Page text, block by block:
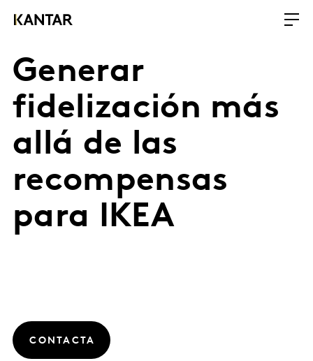
Generar
fidelización más
allá de las
recompensas
para IKEA
CONTACTA